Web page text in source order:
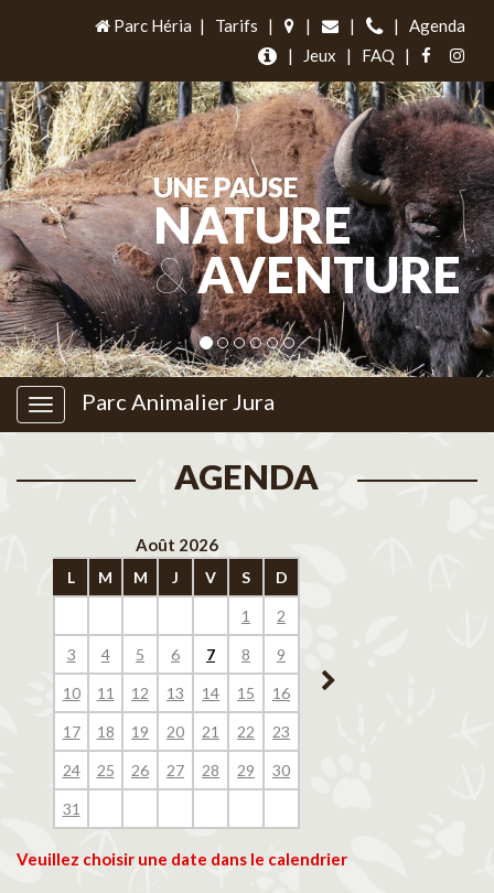
Parc Héria | Tarifs | | | |
Agenda
|
Jeux | FAQ |
UNE PAUSE
NATURE
&AVENTURE
Parc Animalier Jura
AGENDA
Août 2026
L M M J V S D
1 2
3 4 5 6 7 8 9
10 11 12 13 14 15 16
17 18 19 20 21 22 23
24 25 26 27 28 29 30
31
14
Veuillez choisir une date dans le calendrier